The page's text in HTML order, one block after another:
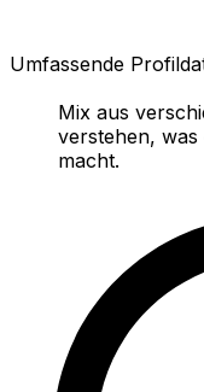
Umfassende
Mix aus
verstehen,
macht.